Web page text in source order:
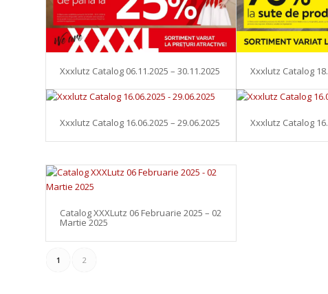
Xxxlutz Catalog 06.11.2025 – 30.11.2025 Xxxlutz Catalog
Xxxlutz Catalog 16.06.2025 – 29.06.2025
Xxxlutz Catalog
Catalog XXXLutz 06 Februarie 2025 – 02
Martie 2025
1 2